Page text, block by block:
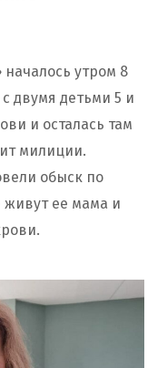
началось утром 8
двумя детьми 5 и
и осталась там
милиции.
обыск по
живут ее мама и